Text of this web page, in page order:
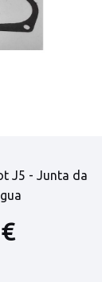
J5 - Junta da